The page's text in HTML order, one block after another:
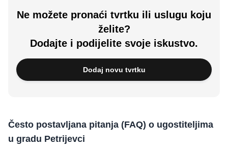
Ne možete pronaći tvrtku ili uslugu koju
želite?
Dodajte i podijelite svoje iskustvo.
Dodaj novu tvrtku
Često postavljana pitanja (FAQ) o ugostiteljima
u gradu Petrijevci